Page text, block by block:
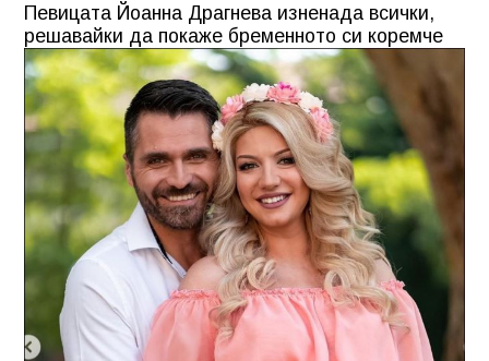
Певицата Йоанна Драгнева изненада всички,
решавайки да покаже бременното си коремче